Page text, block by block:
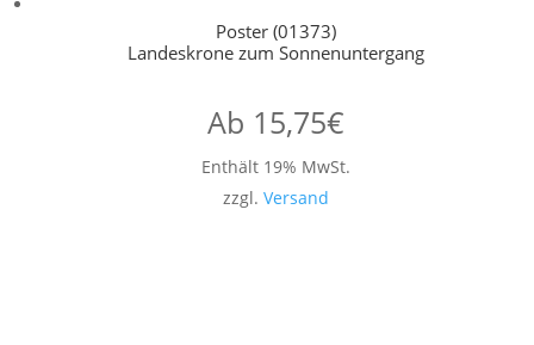
Poster (01373)
Landeskrone zum Sonnenuntergang
Ab 15,75€
Enthält 19% MwSt.
zzgl. Versand